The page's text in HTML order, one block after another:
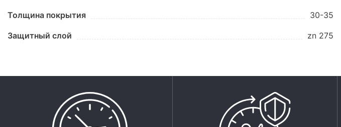
Толщина покрытия 30-35
Защитный слой zn 275